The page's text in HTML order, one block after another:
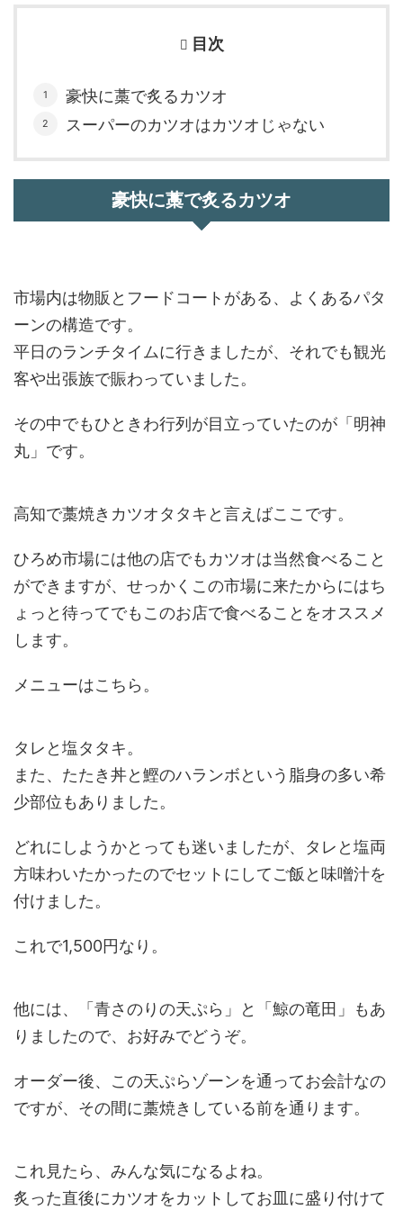
目次
豪快に藁で炙るカツオ
スーパーのカツオはカツオじゃない
豪快に藁で炙るカツオ
市場内は物販とフードコートがある、よくあるパタ
ーンの構造です。
平日のランチタイムに行きましたが、それでも観光
客や出張族で賑わっていました。
その中でもひときわ行列が目立っていたのが「明神
丸」です。
高知で藁焼きカツオタタキと言えばここです。
ひろめ市場には他の店でもカツオは当然食べること
ができますが、せっかくこの市場に来たからにはち
ょっと待ってでもこのお店で食べることをオススメ
します。
メニューはこちら。
タレと塩タタキ。
また、たたき丼と鰹のハランボという脂身の多い希
少部位もありました。
どれにしようかとっても迷いましたが、タレと塩両
方味わいたかったのでセットにしてご飯と味噌汁を
付けました。
これで1,500円なり。
他には、「青さのりの天ぷら」と「鯨の竜田」もあ
りましたので、お好みでどうぞ。
オーダー後、この天ぷらゾーンを通ってお会計なの
ですが、その間に藁焼きしている前を通ります。
これ見たら、みんな気になるよね。
炙った直後にカツオをカットしてお皿に盛り付けて